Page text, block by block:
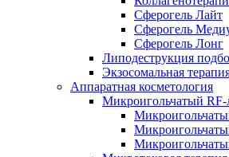
Сферогель Лайт
Сферогель
Сферогель Лонг
Липодеструкция
Экзосомальная
Аппаратная косметология
Микроигольчатый